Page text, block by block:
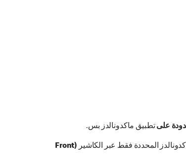
تطبيق ماكدونالدز بس.
المحددة فقط عبر الكاشير
(Front